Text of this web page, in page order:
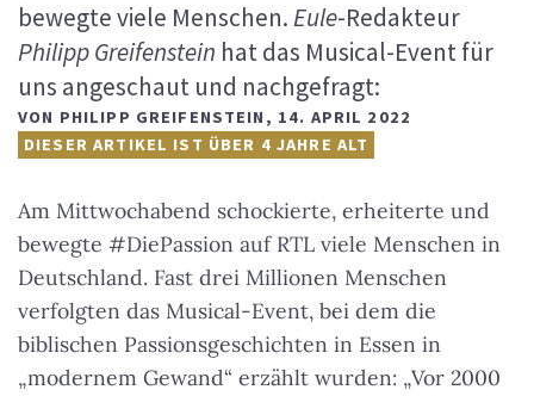
bewegte viele Menschen.Eule-Redakteur
Philipp Greifenstein hat das Musical-Event für
uns angeschaut und nachgefragt:
VON PHILIPP GREIFENSTEIN , 14. APRIL 2022
DIESER ARTIKEL IST ÜBER 4 JAHRE ALT
Am Mittwochabend schockierte, erheiterte und
bewegte #DiePassion auf RTL viele Menschen in
Deutschland. Fast drei Millionen Menschen
verfolgten das Musical-Event, bei dem die
biblischen Passionsgeschichten in Essen in
„modernem Gewand“ erzählt wurden: „Vor 2000